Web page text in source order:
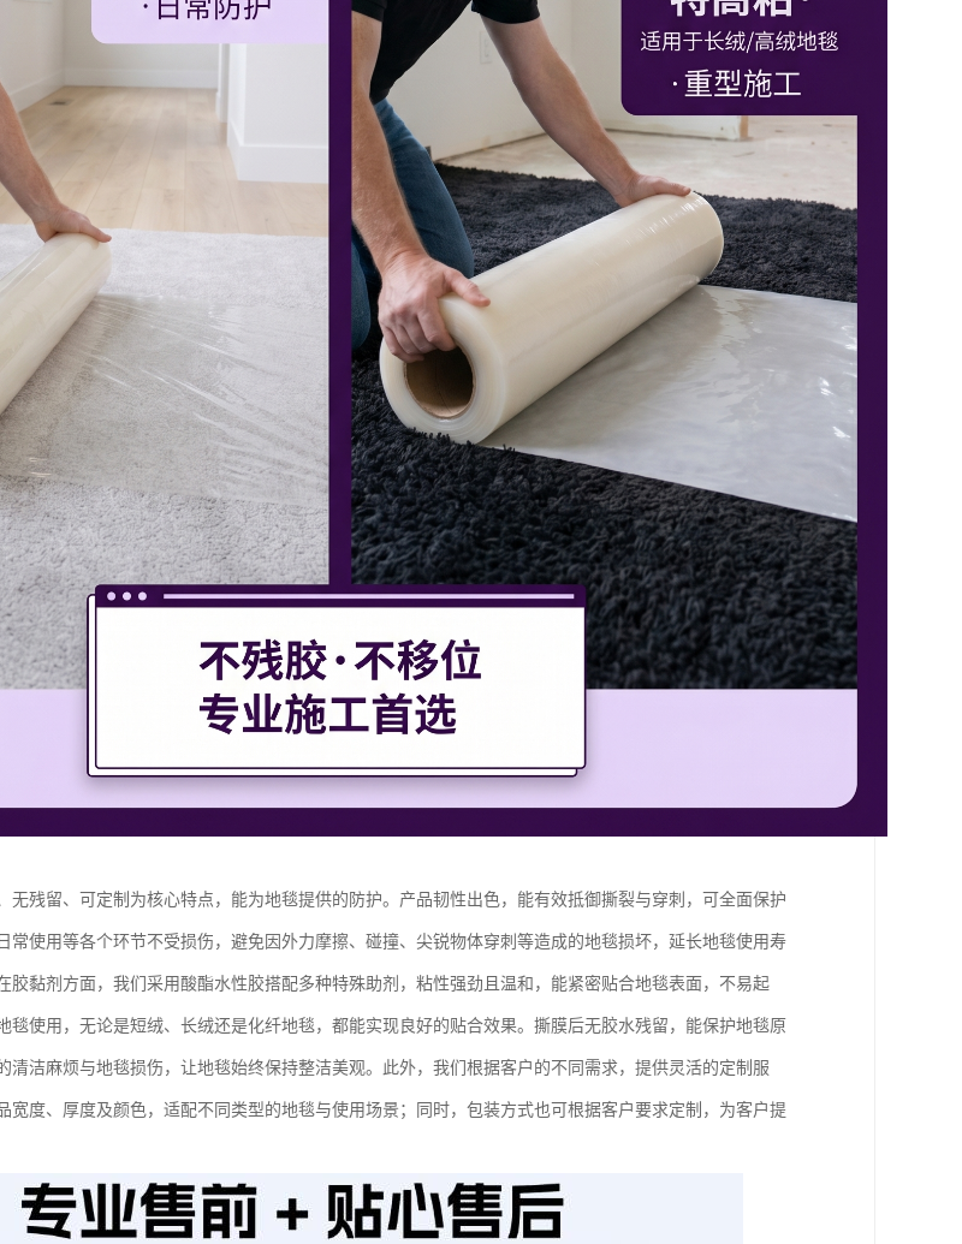
无残留、可定制为核心特点，能为地毯提供的防护。产品韧性出色，能有效抵御撕裂与穿刺，可全面保护
常使用等各个环节不受损伤，避免因外力摩擦、碰撞、尖锐物体穿刺等造成的地毯损坏，延长地毯使用寿
胶黏剂方面，我们采用酸酯水性胶搭配多种特殊助剂，粘性强劲且温和，能紧密贴合地毯表面，不易起
毯使用，无论是短绒、长绒还是化纤地毯，都能实现良好的贴合效果。撕膜后无胶水残留，能保护地毯原
清洁麻烦与地毯损伤，让地毯始终保持整洁美观。此外，我们根据客户的不同需求，提供灵活的定制服
宽度、厚度及颜色，适配不同类型的地毯与使用场景；同时，包装方式也可根据客户要求定制，为客户提